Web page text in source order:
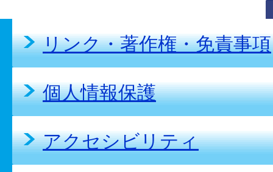
リンク・著作権・免責事項
個人情報保護
アクセシビリティ